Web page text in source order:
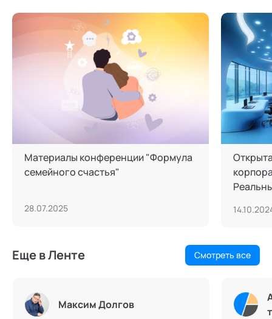
Материалы конференции "Формула
семейного счастья"
28.07.2025
Еще в Ленте Смотреть все
Максим Долгов